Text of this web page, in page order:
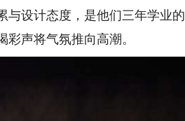
与设计态度，是他们三年学业的
声将气氛推向高潮。